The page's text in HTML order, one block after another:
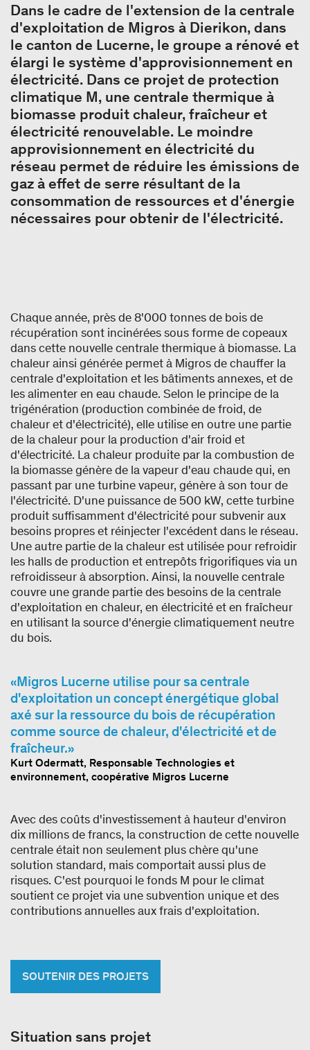
Dans le cadre de l'extension de la centrale
d'exploitation de Migros à Dierikon, dans
le canton de Lucerne, le groupe a rénové et
élargi le système d'approvisionnement en
électricité. Dans ce projet de protection
climatique M, une centrale thermique à
biomasse produit chaleur, fraîcheur et
électricité renouvelable. Le moindre
approvisionnement en électricité du
réseau permet de réduire les émissions de
gaz à effet de serre résultant de la
consommation de ressources et d'énergie
nécessaires pour obtenir de l'électricité.
Chaque année, près de 8'000 tonnes de bois de
récupération sont incinérées sous forme de copeaux
dans cette nouvelle centrale thermique à biomasse. La
chaleur ainsi générée permet à Migros de chauffer la
centrale d'exploitation et les bâtiments annexes, et de
les alimenter en eau chaude. Selon le principe de la
trigénération (production combinée de froid, de
chaleur et d'électricité), elle utilise en outre une partie
de la chaleur pour la production d'air froid et
d'électricité. La chaleur produite par la combustion de
la biomasse génère de la vapeur d'eau chaude qui, en
passant par une turbine vapeur, génère à son tour de
l'électricité. D'une puissance de 500 kW, cette turbine
produit suffisamment d'électricité pour subvenir aux
besoins propres et réinjecter l'excédent dans le réseau.
Une autre partie de la chaleur est utilisée pour refroidir
les halls de production et entrepôts frigorifiques via un
refroidisseur à absorption. Ainsi, la nouvelle centrale
couvre une grande partie des besoins de la centrale
d'exploitation en chaleur, en électricité et en fraîcheur
en utilisant la source d'énergie climatiquement neutre
du bois.
Migros Lucerne utilise pour sa centrale
d'exploitation un concept énergétique global
axé sur la ressource du bois de récupération
comme source de chaleur, d'électricité et de
fraîcheur.
Kurt Odermatt, Responsable Technologies et
environnement, coopérative Migros Lucerne
Avec des coûts d'investissement à hauteur d'environ
dix millions de francs, la construction de cette nouvelle
centrale était non seulement plus chère qu'une
solution standard, mais comportait aussi plus de
risques. C'est pourquoi le fonds M pour le climat
soutient ce projet via une subvention unique et des
contributions annuelles aux frais d'exploitation.
SOUTENIR DES PROJETS
Situation sans projet